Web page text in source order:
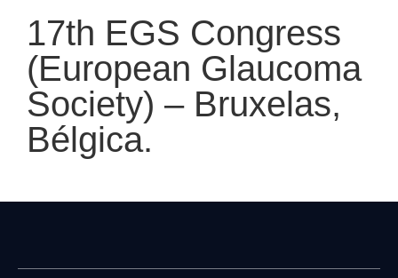
17th EGS Congress
(European Glaucoma
Society) – Bruxelas,
Bélgica.